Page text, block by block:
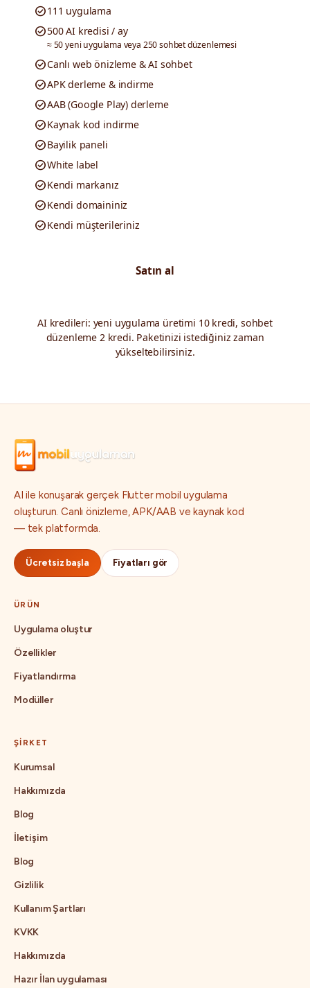
check_circle111 uygulama
check_circle500 AI kredisi / ay
≈ 50 yeni uygulama veya 250 sohbet düzenlemesi
check_circleCanlı web önizleme & AI sohbet
check_circleAPK derleme & indirme
check_circleAAB (Google Play) derleme
check_circleKaynak kod indirme
check_circleBayilik paneli
check_circleWhite label
check_circleKendi markanız
check_circleKendi domaininiz
check_circleKendi müşterileriniz
Satın al
AI kredileri: yeni uygulama üretimi 10 kredi, sohbet
düzenleme 2 kredi. Paketinizi istediğiniz zaman
yükseltebilirsiniz.
AI ile konuşarak gerçek Flutter mobil uygulama
oluşturun. Canlı önizleme, APK/AAB ve kaynak kod
— tek platformda.
Ücretsiz başla Fiyatları gör
ÜRÜN
Uygulama oluştur
Özellikler
Fiyatlandırma
Modüller
ŞIRKET
Kurumsal
Hakkımızda
Blog
İletişim
Blog
Gizlilik
Kullanım Şartları
KVKK
Hakkımızda
Hazır İlan uygulaması